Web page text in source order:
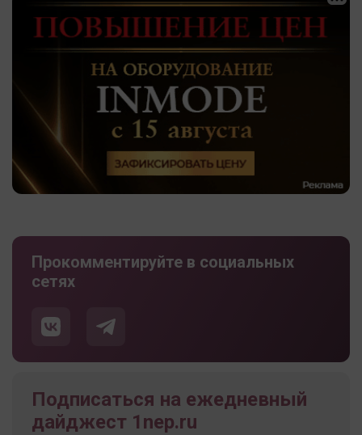
Прокомментируйте в социальных
сетях
Подписаться на ежедневный
дайджест 1nep.ru